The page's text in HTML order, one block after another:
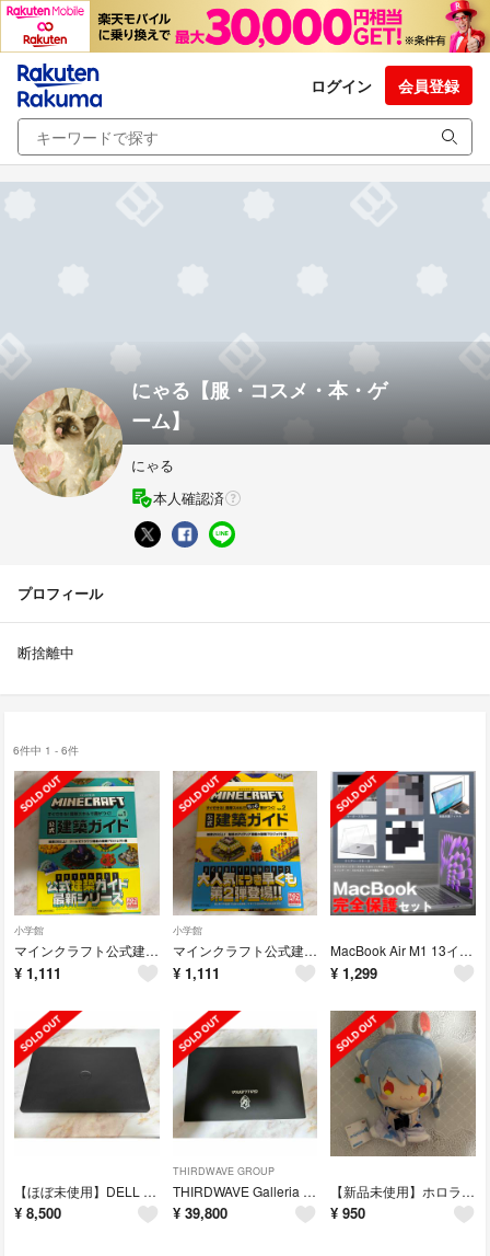
ログイン 会員登録
にゃる【服・コスメ・本・ゲ
ーム】
にゃる
本人確認済
プロフィール
断捨離中
6件中 1 - 6件
小学館
マインクラフト公式建築ガイド
¥ 1,111
小学館
マインクラフト公式建築ガイド
¥ 1,111
MacBook Air M1 13インチ フィルム・ケースセット
¥ 1,299
【ほぼ未使用】DELL NI05-8WL Inspiron 15
¥ 8,500
THIRDWAVE GROUP
THIRDWAVE Galleria GCR1660TGF-QC-B ゲーミング
¥ 39,800
【新品未使用】ホロライブプロダクション 兎田ぺこら パペットぬいぐるみ
¥ 950